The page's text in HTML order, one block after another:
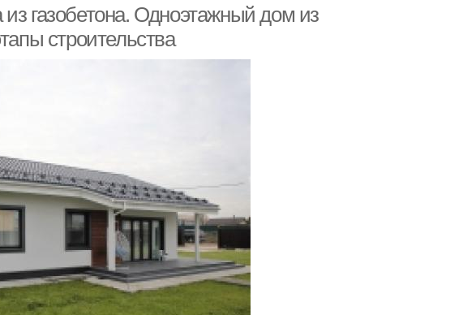
газобетона. Одноэтажный дом из
строительства